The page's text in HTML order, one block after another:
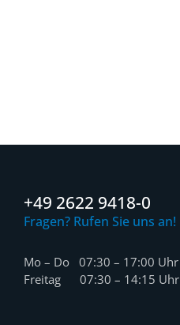
+49 2622 9418-0
Fragen? Rufen Sie uns an!
Mo – Do 07:30 – 17:00 Uhr
Freitag 07:30 – 14:15 Uhr